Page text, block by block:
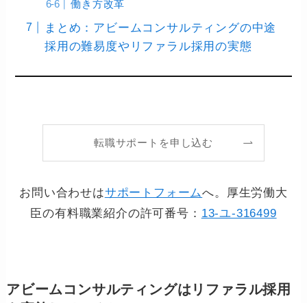
働き方改革
まとめ：アビームコンサルティングの中途
採用の難易度やリファラル採用の実態
転職サポートを申し込む
お問い合わせはサポートフォームへ。厚生労働大
臣の有料職業紹介の許可番号： 13-ユ-316499
アビームコンサルティングはリファラル採用